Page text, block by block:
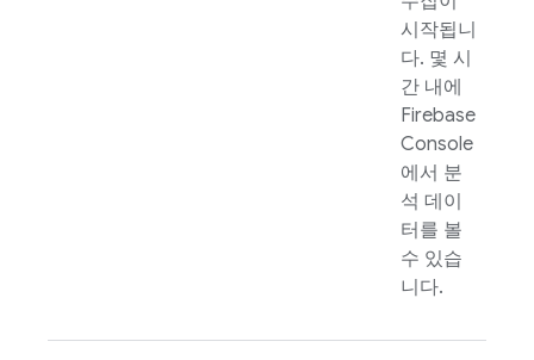
시작됩니
다. 몇 시
간 내에
Firebase
Console
에서 분
석 데이
터를 볼
수 있습
니다.